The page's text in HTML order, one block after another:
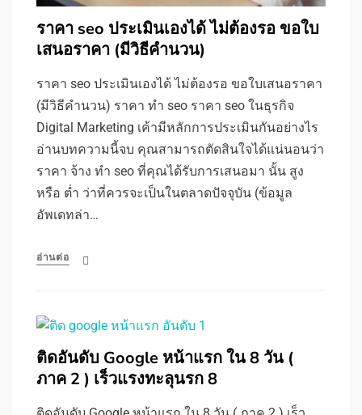
ราคา seo ประเมินเองได้ ไม่ต้องรอ ขอใบ
เสนอราคา (มีวิธีคำนวน)
ราคา seo ประเมินเองได้ ไม่ต้องรอ ขอใบเสนอราคา
(มีวิธีคำนวน) ราคา ทำ seo ราคา seo ในธุรกิจ
Digital Marketing เค้ามีหลักการประเมินกันอย่างไร
อ่านบทความนี้จบ คุณสามารถตัดสินใจได้แน่นอนว่า
ราคา จ้าง ทำ seo ที่คุณได้รับการเสนอมา นั้น สูง
หรือ ต่ำ ว่าที่ควรจะเป็นในตลาดปัจจุบัน (ข้อมูล
อัพเดทล่า…
อ่านต่อ
ติดอันดับ Google หน้าแรก ใน 8 วัน (
ภาค 2 ) เร็วแรงทะลุนรก 8